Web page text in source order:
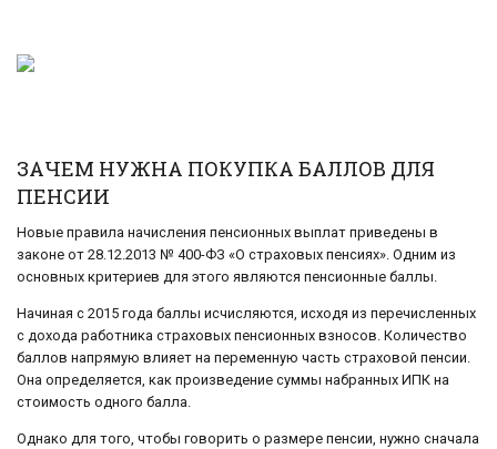
ЗАЧЕМ НУЖНА ПОКУПКА БАЛЛОВ ДЛЯ
ПЕНСИИ
Новые правила начисления пенсионных выплат приведены в
законе от 28.12.2013 № 400-ФЗ «О страховых пенсиях». Одним из
основных критериев для этого являются пенсионные баллы.
Начиная с 2015 года баллы исчисляются, исходя из перечисленных
с дохода работника страховых пенсионных взносов. Количество
баллов напрямую влияет на переменную часть страховой пенсии.
Она определяется, как произведение суммы набранных ИПК на
стоимость одного балла.
Однако для того, чтобы говорить о размере пенсии, нужно сначала